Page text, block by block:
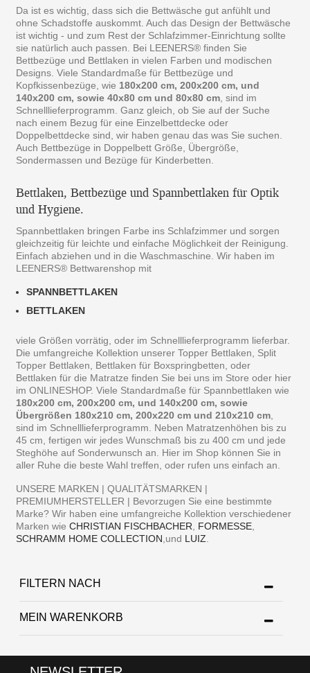
Da ist es wichtig, dass sich die Bettwäsche gut anfühlt und
ohne Schadstoffe auskommt. Auch das Design der Bettwäsche
ist wichtig - und zum Rest der Schlafzimmer-Einrichtung sollte
sie natürlich auch passen. Bei LEENERS® finden Sie
Bettbezüge und Bettlaken in vielen Farben und modischen
Designs. Viele Standardmaße für Bettbezüge und
Kopfkissenbezüge, wie 180x200 cm, 200x200 cm, und
140x200 cm, sowie 40x80 cm und 80x80 cm , sind im
Schnelllieferprogramm. Ganz gleich, ob Sie auf der Suche
nach einem Bezug für eine Einzelbettdecke oder
Doppelbettdecke sind, wir haben genau das was Sie suchen.
Auch Bettbezüge in Doppelbett Größe, Übergröße,
Sondermassen und Bezüge für Kinderbetten.
Bettlaken, Bettbezüge und Spannbettlaken für Optik
und Hygiene.
Spannbettlaken bringen Farbe ins Schlafzimmer und sorgen
gleichzeitig für leichte und einfache Möglichkeit der Reinigung.
Einfach abziehen und in die Waschmaschine. Wir haben im
LEENERS® Bettwarenshop mit
SPANNBETTLAKEN
BETTLAKEN
viele Größen vorrätig, oder im Schnelllieferprogramm lieferbar.
Die umfangreiche Kollektion unserer Topper Bettlaken, Split
Topper Bettlaken, Bettlaken für Boxspringbetten, oder
Bettlaken für die Matratze finden Sie bei uns im Store oder hier
im ONLINESHOP. Viele Standardmaße für Spannbettlaken wie
180x200 cm, 200x200 cm, und 140x200 cm, sowie
Übergrößen 180x210 cm, 200x220 cm und 210x210 cm
sind im Schnelllieferprogramm. Neben Matratzenhöhen bis zu
45 cm, fertigen wir jedes Wunschmaß bis zu 400 cm und jede
Steghöhe auf Sonderwunsch an. Hier im Shop können Sie in
aller Ruhe die beste Wahl treffen, oder rufen uns einfach an.
UNSERE MARKEN | QUALITÄTSMARKEN |
PREMIUMHERSTELLER | Bevorzugen Sie eine bestimmte
Marke? Wir haben eine umfangreiche Kollektion verschiedener
Marken wieCHRISTIAN FISCHBACHER FORMESSE
SCHRAMM HOME COLLECTION ,und LUIZ
FILTERN NACH
MEIN WARENKORB